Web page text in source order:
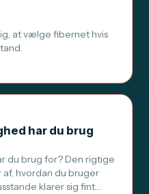
at vælge fibernet hvis
har du brug
du brug for? Den rigtige
hvordan du bruger
klarer sig fint…